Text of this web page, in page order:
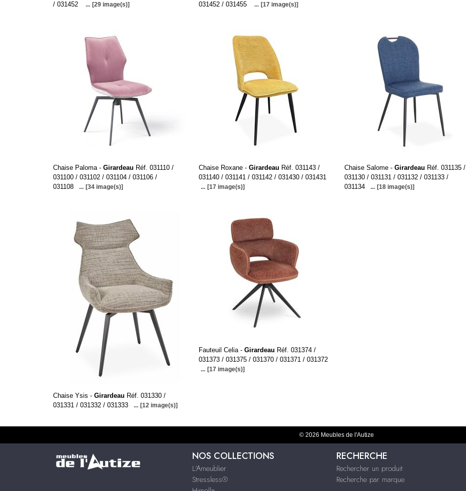
/ 031452
... [29 image(s)]
031452 / 031455
... [17 image(s)]
Chaise Paloma - Girardeau Réf. 031110 /
031100 / 031102 / 031104 / 031106 /
031108
... [34 image(s)]
Chaise Roxane - Girardeau Réf. 031143 /
031140 / 031141 / 031142 / 031430 / 031431
... [17 image(s)]
Chaise Salome - Girardeau Réf. 031135 /
031130 / 031131 / 031132 / 031133 /
031134
... [18 image(s)]
Chaise Ysis - Girardeau Réf. 031330 /
031331 / 031332 / 031333
... [12 image(s)]
Fauteuil Celia - Girardeau Réf. 031374 /
031373 / 031375 / 031370 / 031371 / 031372
... [17 image(s)]
© 2026 Meubles de l'Autize
NOS COLLECTIONS
L'Ameublier
Stressless®
RECHERCHE
Rechercher un produit
Recherche par marque